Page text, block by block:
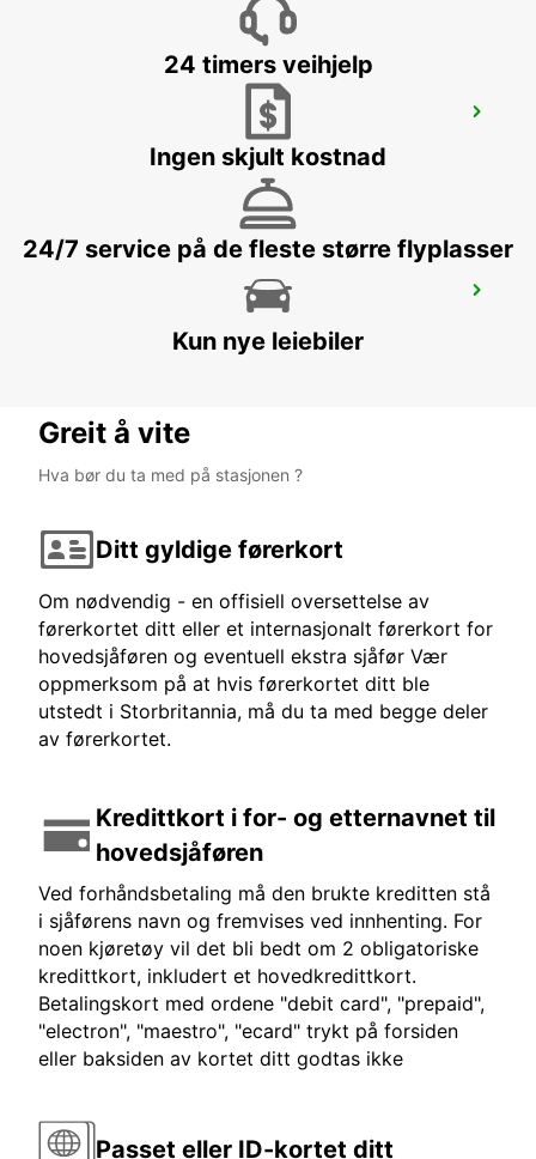
CHEMNITZ - GERMANY
24 timers veihjelp
Ingen skjult kostnad
24/7 service på de fleste større flyplasser
Kun nye leiebiler
Greit å vite
Hva bør du ta med på stasjonen ?
Ditt gyldige førerkort
Om nødvendig - en offisiell oversettelse av
førerkortet ditt eller et internasjonalt førerkort for
hovedsjåføren og eventuell ekstra sjåfør Vær
oppmerksom på at hvis førerkortet ditt ble
utstedt i Storbritannia, må du ta med begge deler
av førerkortet.
Kredittkort i for- og etternavnet til
hovedsjåføren
Ved forhåndsbetaling må den brukte kreditten stå
i sjåførens navn og fremvises ved innhenting. For
noen kjøretøy vil det bli bedt om 2 obligatoriske
kredittkort, inkludert et hovedkredittkort.
Betalingskort med ordene "debit card", "prepaid",
"electron", "maestro", "ecard" trykt på forsiden
eller baksiden av kortet ditt godtas ikke
Passet eller ID-kortet ditt